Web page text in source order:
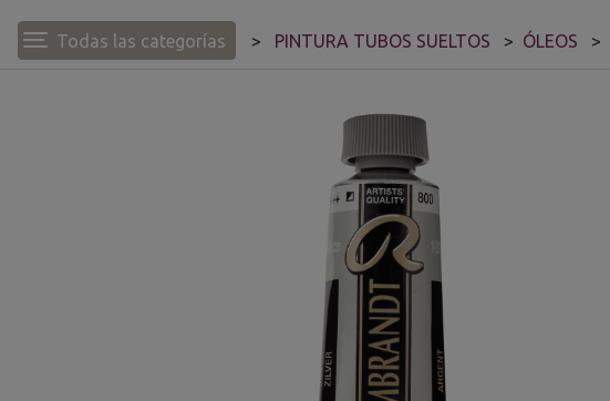
Todas las categorías PINTURA TUBOS SUELTOS ÓLEOS